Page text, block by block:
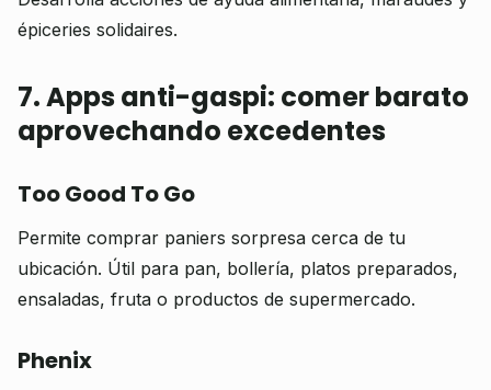
épiceries solidaires.
7. Apps anti-gaspi: comer barato
aprovechando excedentes
Too Good To Go
Permite comprar paniers sorpresa cerca de tu
ubicación. Útil para pan, bollería, platos preparados,
ensaladas, fruta o productos de supermercado.
Phenix